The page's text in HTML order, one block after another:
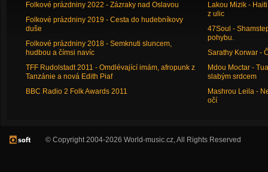
Folkové prázdniny 2022 - Zázraky nad Oslavou
Folkové prázdniny 2019 - Cesta do hudebníkovy
duše
Folkové prázdniny 2018 - Semknuti sluncem,
hudbou a čímsi navíc
TFF Rudolstadt 2011 - Omdlévající imám, afropunk z
Tanzánie a nová Edith Piaf
BBC Radio 2 Folk Awards 2011
Lakou Mizik -
z ulic
47Soul -
pohybu.
Sarathy Korwar -
Mdou Moctar -
slabým srdcem
Mashrou Leila -
očí
© Copyright 2004-2026 World-music.cz, All Rights Reserved